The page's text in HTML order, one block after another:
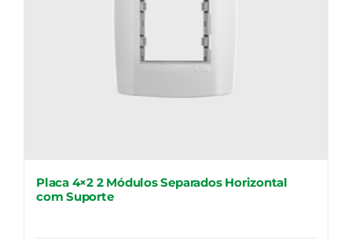
Placa 4×2 2 Módulos Separados Horizontal
com Suporte